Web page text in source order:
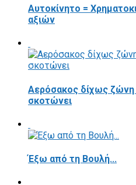
Αυτοκίνητο =
αξιών
Αερόσακος δίχως ζώνη
σκοτώνει
Έξω από τη Βουλή...